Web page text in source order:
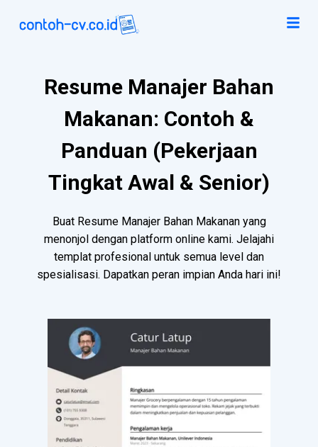
Resume Manajer Bahan
Makanan: Contoh &
Panduan (Pekerjaan
Tingkat Awal & Senior)
Buat Resume Manajer Bahan Makanan yang
menonjol dengan platform online kami. Jelajahi
templat profesional untuk semua level dan
spesialisasi. Dapatkan peran impian Anda hari ini!